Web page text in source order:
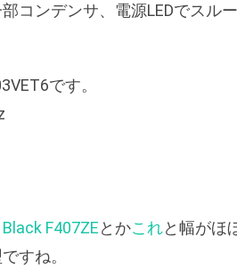
コンデンサ、電源LEDでスル
です。
Black F407ZEとかこれと幅がほ
すね。